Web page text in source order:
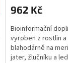
962 Kč
Bioinformační
vyroben z rostlin
blahodárně na
jater, žlučníku a